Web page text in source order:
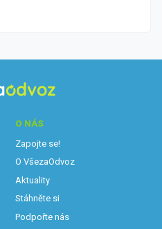
O NÁS
Zapojte se!
O VšezaOdvoz
Aktuality
Stáhněte si
Podpořte nás